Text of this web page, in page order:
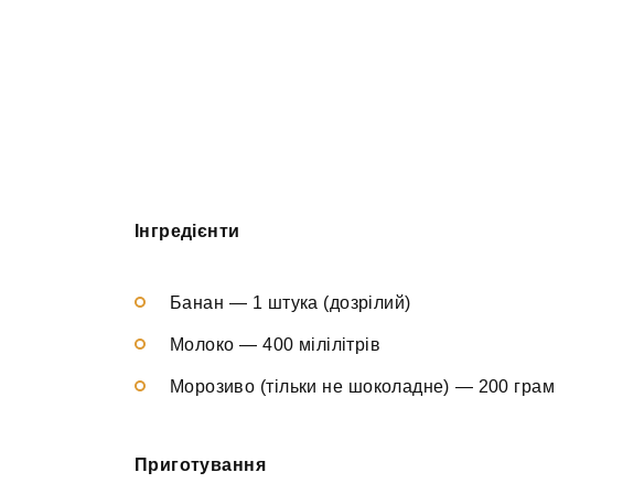
Інгредієнти
Банан — 1 штука (дозрілий)
Молоко — 400 мілілітрів
Морозиво (тільки не шоколадне) — 200 грам
Приготування